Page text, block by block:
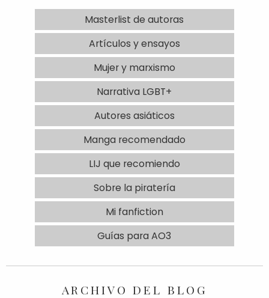
Masterlist de autoras
Artículos y ensayos
Mujer y marxismo
Narrativa LGBT+
Autores asiáticos
Manga recomendado
LIJ que recomiendo
Sobre la piratería
Mi fanfiction
Guías para AO3
ARCHIVO DEL BLOG